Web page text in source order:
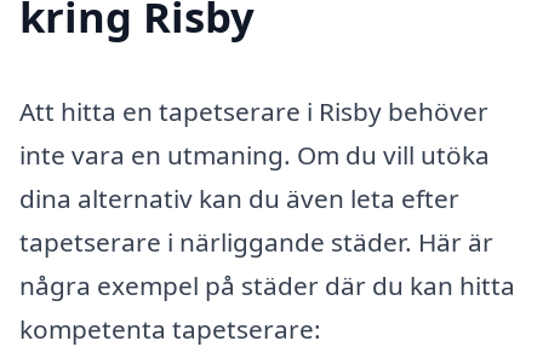
kring Risby
Att hitta en tapetserare i Risby behöver
inte vara en utmaning. Om du vill utöka
dina alternativ kan du även leta efter
tapetserare i närliggande städer. Här är
några exempel på städer där du kan hitta
kompetenta tapetserare: